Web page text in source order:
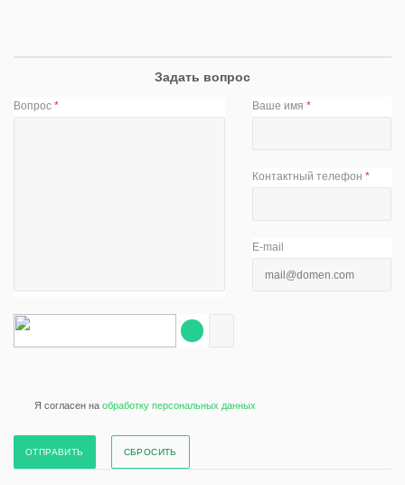
Задать вопрос
Вопрос * Ваше имя*
Контактный телефон*
E-mail
Я согласен на обработку персональных данных
СБРОСИТЬ